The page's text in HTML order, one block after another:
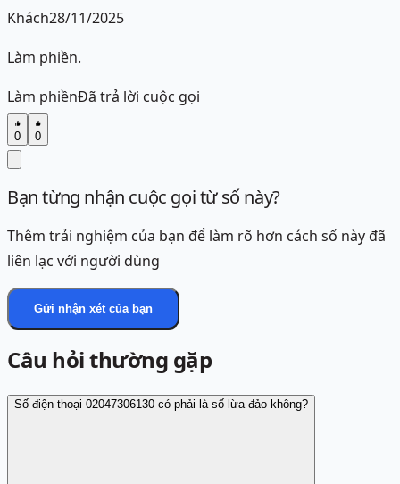
Khách28/11/2025
Làm phiền.
Làm phiềnĐã trả lời cuộc gọi
0 0
Bạn từng nhận cuộc gọi từ số này?
Thêm trải nghiệm của bạn để làm rõ hơn cách số này đã
liên lạc với người dùng
Gửi nhận xét của bạn
Câu hỏi thường gặp
Số điện thoại 02047306130 có phải là số lừa đảo không?